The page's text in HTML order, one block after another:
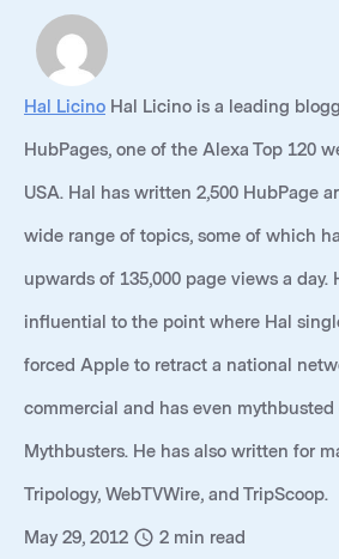
Hal Licino Hal Licino is a leading
HubPages, one of the Alexa Top 120
USA. Hal has written 2,500 HubPage
wide range of topics, some of which
upwards of 135,000 page views a day.
influential to the point where Hal
forced Apple to retract a national
commercial and has even mythbusted
Mythbusters. He has also written for
Tripology, WebTVWire, and TripScoop.
May 29, 2012 2 min read